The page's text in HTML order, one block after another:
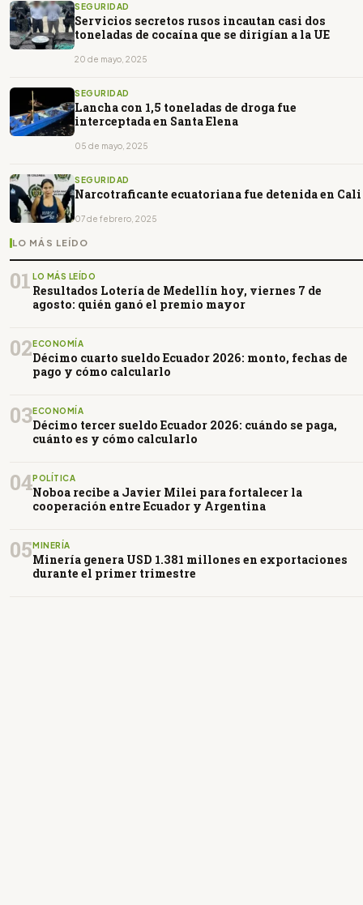
SEGURIDAD
Servicios secretos rusos incautan casi dos
toneladas de cocaína que se dirigían a la UE
20 de mayo, 2025
SEGURIDAD
Lancha con 1,5 toneladas de droga fue
interceptada en Santa Elena
05 de mayo, 2025
SEGURIDAD
Narcotraficante ecuatoriana fue detenida en Cali
07 de febrero, 2025
LO MÁS LEÍDO
01 LO MÁS LEÍDO
Resultados Lotería de Medellín hoy, viernes 7 de
agosto: quién ganó el premio mayor
02ECONOMÍA
Décimo cuarto sueldo Ecuador 2026: monto, fechas de
pago y cómo calcularlo
03ECONOMÍA
Décimo tercer sueldo Ecuador 2026: cuándo se paga,
cuánto es y cómo calcularlo
04POLÍTICA
Noboa recibe a Javier Milei para fortalecer la
cooperación entre Ecuador y Argentina
05MINERÍA
Minería genera USD 1.381 millones en exportaciones
durante el primer trimestre